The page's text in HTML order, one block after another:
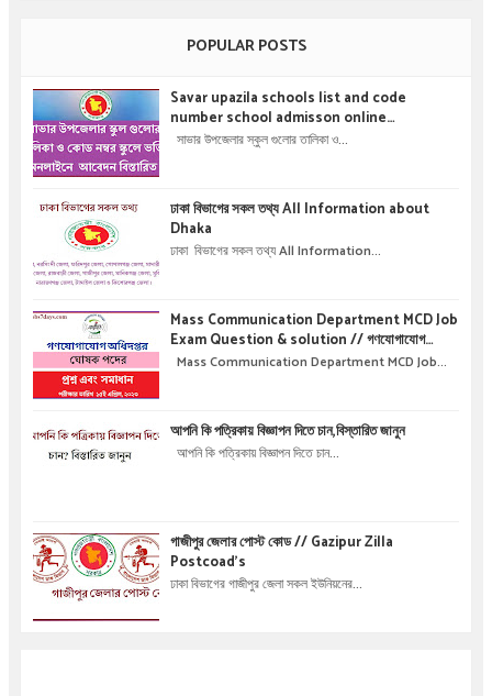
POPULAR POSTS
Savar upazila schools list and code
number school admisson online
application details !! সাভার উপজেলার স্কুল গুলোর
সাভার উপজেলার স্কুল গুলোর তালিকা ও...
ঢাকা বিভাগের সকল তথ্য All Information about
Dhaka
ঢাকা বিভাগের সকল তথ্য All Information...
Mass Communication Department MCD Job
Exam Question & solution // গণযোগাযোগ
অধিদপ্তরে নিয়োগ পরীক্ষার প্রশ্ন এবং সমাধান
Mass Communication Department MCD Job...
আপনি কি পত্রিকায় বিজ্ঞাপন দিতে চান,বিস্তারিত জানুন
আপনি কি পত্রিকায় বিজ্ঞাপন দিতে চান...
গাজীপুর জেলার পোস্ট কোড // Gazipur Zilla
Postcoad's
ঢাকা বিভাগের গাজীপুর জেলা সকল ইউনিয়নের...